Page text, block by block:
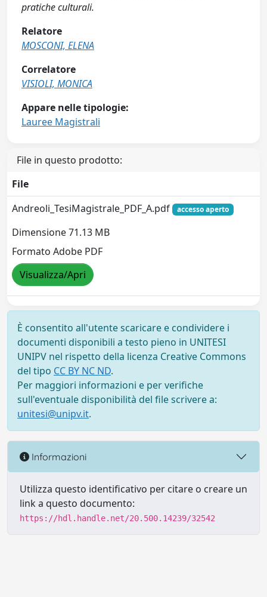
pratiche culturali.
Relatore
MOSCONI, ELENA
Correlatore
VISIOLI, MONICA
Appare nelle tipologie:
Lauree Magistrali
File in questo prodotto:
File
Andreoli_TesiMagistrale_PDF_A.pdf
accesso aperto
Dimensione 71.13 MB
Formato Adobe PDF
Visualizza/Apri
È consentito all'utente scaricare e condividere i
documenti disponibili a testo pieno in UNITESI
UNIPV nel rispetto della licenza Creative Commons
del tipo CC BY NC ND.
Per maggiori informazioni e per verifiche
sull'eventuale disponibilità del file scrivere a:
unitesi@unipv.it.
Informazioni
Utilizza questo identificativo per citare o creare un
link a questo documento:
https://hdl.handle.net/20.500.14239/32542